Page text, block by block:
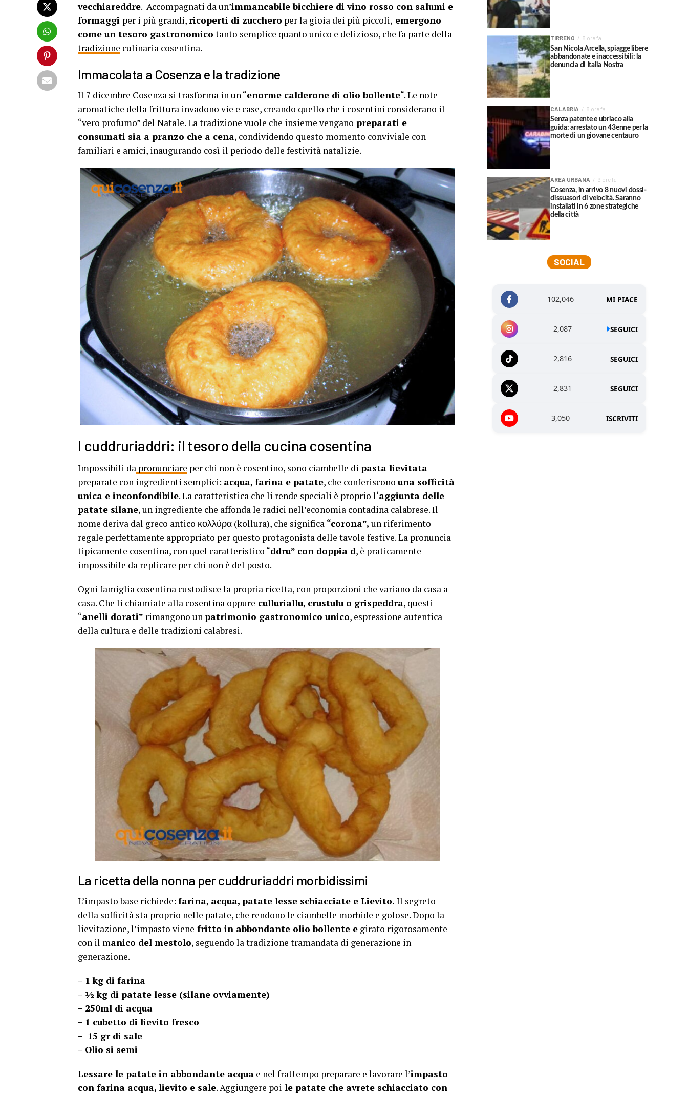
vecchiareddre. Accompagnati da un’immancabile bicchiere di vino rosso con salumi e
formaggi per i più grandi,ricoperti di zucchero per la gioia dei più piccoli, emergono
come un tesoro gastronomico tanto semplice quanto unico e delizioso, che fa parte della
tradizione culinaria cosentina.
Immacolata a Cosenza e la tradizione
Il 7 dicembre Cosenza si trasforma in un “enorme calderone di olio bollente“. Le note
aromatiche della frittura invadono vie e case, creando quello che i cosentini considerano il
“vero profumo” del Natale. La tradizione vuole che insieme vengano preparati e
consumati sia a pranzo che a cena, condividendo questo momento conviviale con
familiari e amici, inaugurando così il periodo delle festività natalizie.
I cuddruriaddri: il tesoro della cucina cosentina
Impossibili da pronunciare per chi non è cosentino, sono ciambelle di pasta lievitata
preparate con ingredienti semplici: acqua, farina e patate, che conferiscono una sofficità
unica e inconfondibile. La caratteristica che li rende speciali è proprio l‘aggiunta delle
patate silane, un ingrediente che affonda le radici nell’economia contadina calabrese. Il
nome deriva dal greco antico κολλύρα (kollura), che significa “corona”, un riferimento
regale perfettamente appropriato per questo protagonista delle tavole festive. La pronuncia
tipicamente cosentina, con quel caratteristico “ddru” con doppia d, è praticamente
impossibile da replicare per chi non è del posto.
Ogni famiglia cosentina custodisce la propria ricetta, con proporzioni che variano da casa a
casa. Che li chiamiate alla cosentina oppure culluriallu, crustulu o grispeddra, questi
“anelli dorati” rimangono un patrimonio gastronomico unico, espressione autentica
della cultura e delle tradizioni calabresi.
La ricetta della nonna per cuddruriaddri morbidissimi
L’impasto base richiede: farina, acqua, patate lesse schiacciate e Lievito. Il segreto
della sofficità sta proprio nelle patate, che rendono le ciambelle morbide e golose. Dopo la
lievitazione, l’impasto viene fritto in abbondante olio bollente e girato rigorosamente
con il manico del mestolo, seguendo la tradizione tramandata di generazione in
generazione.
– 1 kg di farina
– ½ kg di patate lesse (silane ovviamente)
– 250ml di acqua
– 1 cubetto di lievito fresco
– 15 gr di sale
– Olio si semi
Lessare le patate in abbondante acqua e nel frattempo preparare e lavorare l’impasto
con farina acqua, lievito e sale. Aggiungere poi le patate che avrete schiacciato con
TIRRENO 8 ore fa
San Nicola Arcella, spiagge libere
abbandonate e inaccessibili: la
denuncia di Italia Nostra
CALABRIA 8 ore fa
Senza patente e ubriaco alla
guida: arrestato un 43enne per la
morte di un giovane centauro
AREA URBANA 9 ore fa
Cosenza, in arrivo 8 nuovi dossi-
dissuasori di velocità. Saranno
installati in 6 zone strategiche
della città
SOCIAL
102,046 MI PIACE
2,087 SEGUICI
2,816 SEGUICI
2,831 SEGUICI
3,050 ISCRIVITI